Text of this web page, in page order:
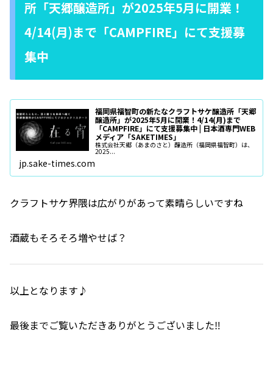
所「天郷醸造所」が2025年5月に開業！
4/14(月)まで「CAMPFIRE」にて支援募
集中
福岡県福智町の新たなクラフトサケ醸造所「天郷
醸造所」が2025年5月に開業！4/14(月)まで
「CAMPFIRE」にて支援募集中 | 日本酒専門WEB
メディア「SAKETIMES」
株式会社天郷（あまのさと）醸造所（福岡県福智町）は、
2025...
jp.sake-times.com
クラフトサケ界隈は広がりがあって素晴らしいですね
酒蔵もそろそろ増やせば？
以上となります♪
最後までご覧いただきありがとうございました‼️